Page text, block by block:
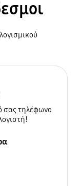
σας τηλέφωνο